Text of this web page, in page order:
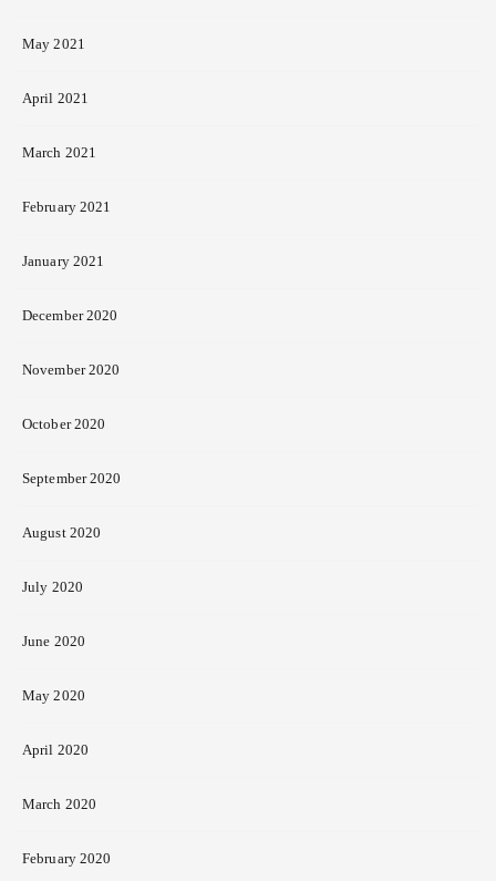
May 2021
April 2021
March 2021
February 2021
January 2021
December 2020
November 2020
October 2020
September 2020
August 2020
July 2020
June 2020
May 2020
April 2020
March 2020
February 2020